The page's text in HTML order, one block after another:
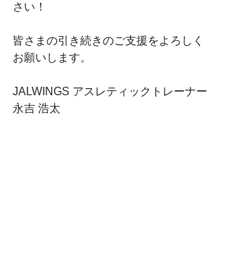
さい！
皆さまの引き続きのご支援をよろしく
お願いします。
JALWINGS アスレティックトレーナー
永吉 浩太